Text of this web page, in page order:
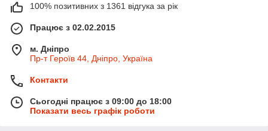
100% позитивних з 1361 відгука за рік
Працює з 02.02.2015
м. Дніпро
Пр-т Героїв 44, Дніпро, Україна
Контакти
Сьогодні працює з 09:00 до 18:00
Показати весь графік роботи